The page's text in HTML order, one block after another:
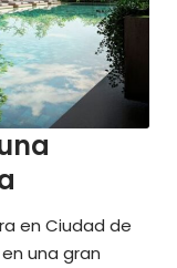
en Ciudad de
una gran